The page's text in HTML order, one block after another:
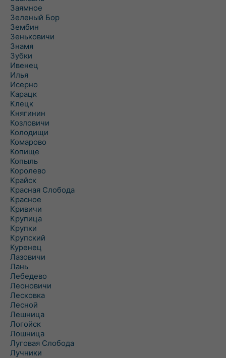
Заямное
Зеленый Бор
Зембин
Зеньковичи
Знамя
Зубки
Ивенец
Илья
Исерно
Карацк
Клецк
Княгинин
Козловичи
Колодищи
Комарово
Копище
Копыль
Королево
Крайск
Красная Слобода
Красное
Кривичи
Крупица
Крупки
Крупский
Куренец
Лазовичи
Лань
Лебедево
Леоновичи
Лесковка
Лесной
Лешница
Логойск
Лошница
Луговая Слобода
Лучники